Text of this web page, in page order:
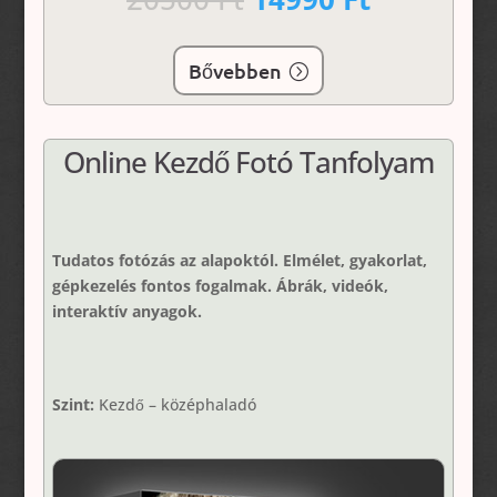
price
was:
20500 Ft.
price
Bővebben
Online Kezdő Fotó Tanfolyam
Tudatos fotózás az alapoktól. Elmélet, gyakorlat,
gépkezelés fontos fogalmak. Ábrák, videók,
interaktív anyagok.
Szint: Kezdő – középhaladó